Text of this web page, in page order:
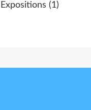
Expositions (1)